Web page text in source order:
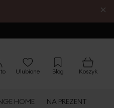
×
Ulubione Blog Koszyk
HOME NA PREZENT